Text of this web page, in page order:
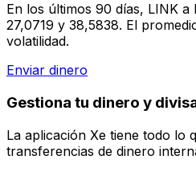
En los últimos 90 días, LINK a
27,0719 y 38,5838. El
volatilidad.
Enviar dinero
Gestiona tu dinero y
La aplicación Xe tiene todo lo
transferencias de dinero